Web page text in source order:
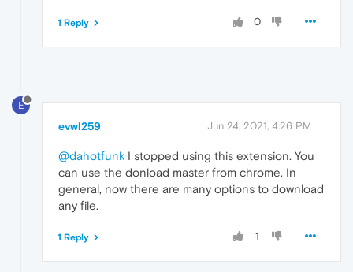
0
1 Reply
E
evwl259 Jun 24, 2021, 4:26 PM
@dahotfunk I stopped using this extension. You
can use the donload master from chrome. In
general, now there are many options to download
any file.
1
1 Reply